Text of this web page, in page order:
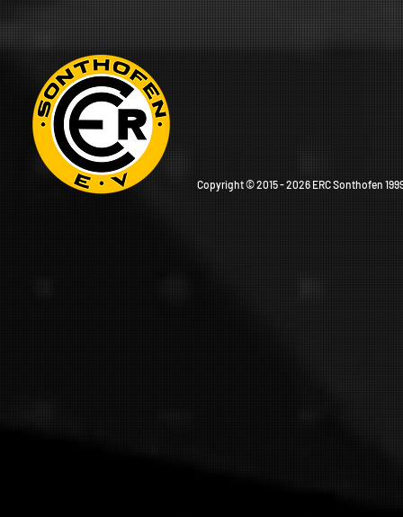
Copyright © 2015 - 2026 ERC Sonthofen